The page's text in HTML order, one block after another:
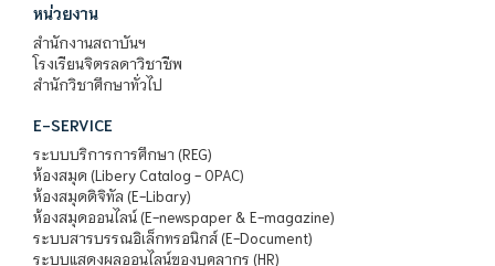
หน่วยงาน
สำนักงานสถาบันฯ
โรงเรียนจิตรลดาวิชาชีพ
สำนักวิชาศึกษาทั่วไป
E-SERVICE
ระบบบริการการศึกษา (REG)
ห้องสมุด (Libery Catalog - OPAC)
ห้องสมุดดิจิทัล (E-Libary)
ห้องสมุดออนไลน์ (E-newspaper & E-magazine)
ระบบสารบรรณอิเล็กทรอนิกส์ (E-Document)
ระบบแสดงผลออนไลน์ของบุคลากร (HR)